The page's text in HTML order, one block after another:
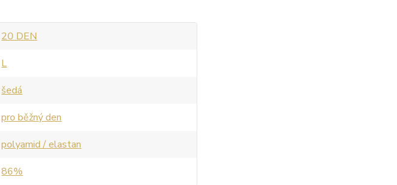
20 DEN
L
šedá
pro běžný den
polyamid / elastan
86%